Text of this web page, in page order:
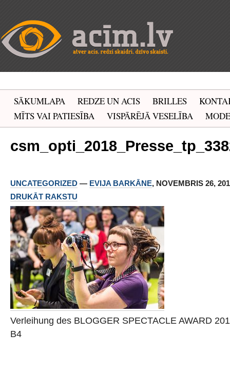
SĀKUMLAPA REDZE UN ACIS BRILLES
MĪTS VAI PATIESĪBA
VISPĀRĒJĀ VESELĪBA MODE
UNCATEGORIZED — EVIJA BARKĀNE, NOVEMBRIS 26,
DRUKĀT RAKSTU
Verleihung des BLOGGER SPECTACLE AWARD
B4